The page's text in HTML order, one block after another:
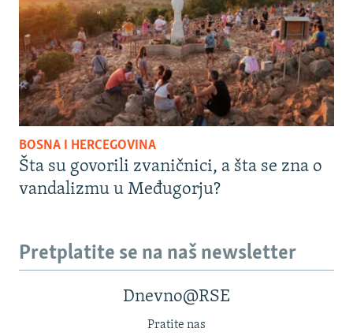
BOSNA I HERCEGOVINA
Šta su govorili zvaničnici, a šta se zna o
vandalizmu u Međugorju?
Pretplatite se na naš newsletter
Dnevno@RSE
Pratite nas